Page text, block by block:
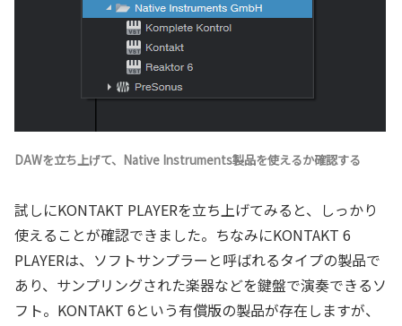
DAWを立ち上げて、Native Instruments製品を使えるか確認する
試しにKONTAKT PLAYERを立ち上げてみると、しっかり
使えることが確認できました。ちなみにKONTAKT 6
PLAYERは、ソフトサンプラーと呼ばれるタイプの製品で
あり、サンプリングされた楽器などを鍵盤で演奏できるソ
フト。KONTAKT 6という有償版の製品が存在しますが、